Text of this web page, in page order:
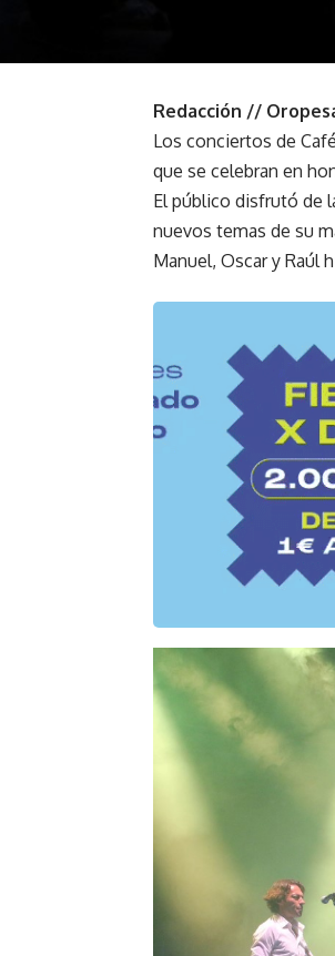
Redacción //
Los conciertos de
que se celebran en
El público disfrutó de
nuevos temas de su
Manuel, Oscar y Raúl